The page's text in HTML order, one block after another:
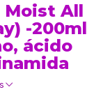
Moist All
-200ml
ácido